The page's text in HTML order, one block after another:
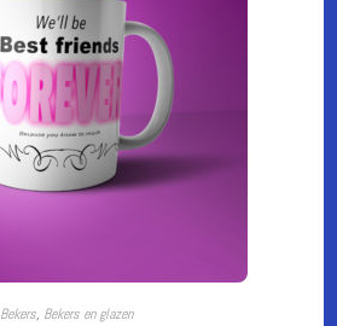
LEES VERDER
Bekers, Bekers en glazen